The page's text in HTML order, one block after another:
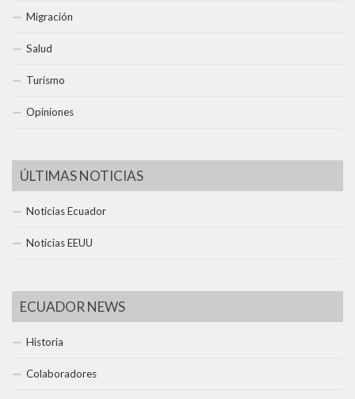
Migración
Salud
Turismo
Opiniones
ÚLTIMAS NOTICIAS
Noticias Ecuador
Noticias EEUU
ECUADOR NEWS
Historia
Colaboradores